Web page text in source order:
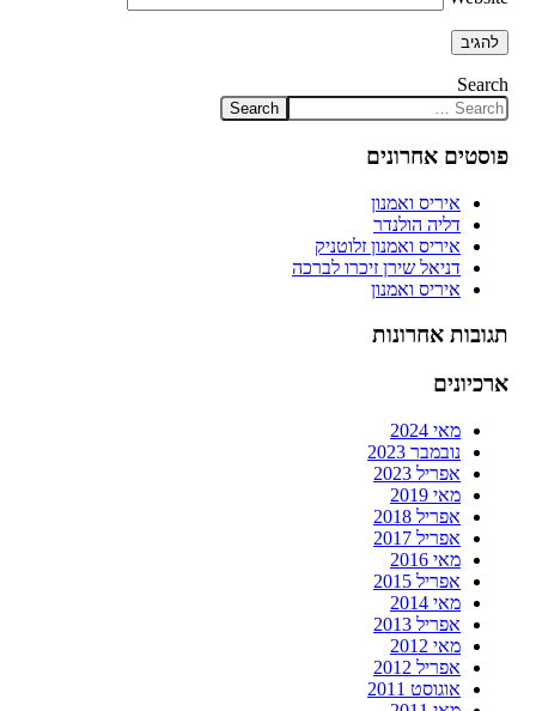
Search
פוסטים אחרונים
איריס ואמנון
דליה הולנדר
איריס ואמנון זלוטניק
דניאל שירן זיכרו לברכה
איריס ואמנון
תגובות אחרונות
ארכיונים
מאי 2024
נובמבר 2023
אפריל 2023
מאי 2019
אפריל 2018
אפריל 2017
מאי 2016
אפריל 2015
מאי 2014
אפריל 2013
מאי 2012
אפריל 2012
אוגוסט 2011